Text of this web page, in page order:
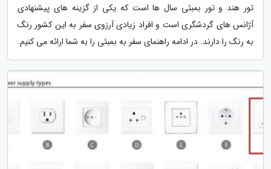
تور هند و تور بمبئی سال ها است که یکی از گزینه های پیشنهادی
آژانس های گردشگری است و افراد زیادی آرزوی سفر به این کشور رنگ
به رنگ را دارند. در ادامه راهنمای سفر به بمبئی را به شما ارائه می کنیم.